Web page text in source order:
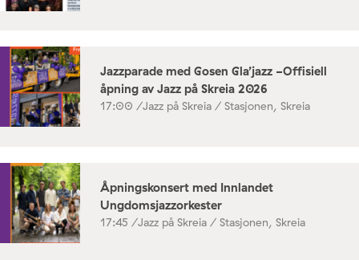
Jazzparade med Gosen Gla’jazz -Offisiell
åpning av Jazz på Skreia 2026
17:00 /Jazz på Skreia / Stasjonen, Skreia
Åpningskonsert med Innlandet
Ungdomsjazzorkester
17:45 /Jazz på Skreia / Stasjonen, Skreia